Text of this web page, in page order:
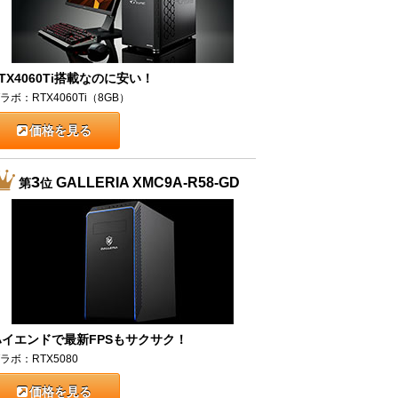
搭載なのに安い！
ボ：RTX4060Ti（8GB）
価格を見る
第3位GALLERIA XMC9A-R58-GD
エンドで最新FPSもサクサク！
ボ：RTX5080
価格を見る